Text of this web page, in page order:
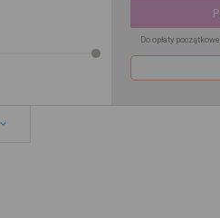
Do opłaty